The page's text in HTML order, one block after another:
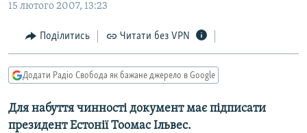
Перейти
пошукуКУЛЬТУРА
СПОРТ
СВІТ
ДОНБАС.РЕАЛІЇ
КРИМ.РЕАЛІЇ
ТИ ЯК?
КИТАЙ.ВИКЛИКИ
15 лютого 2007, 13:23
Поділитись Читати без VPN
Додати Радіо Свобода як бажане джерело в Google
Для набуття чинності документ має підписати
президент Естонії Тоомас Ільвес.